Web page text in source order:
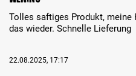
Tolles saftiges Produkt, meine
das wieder. Schnelle Lieferung
22.08.2025, 17:17